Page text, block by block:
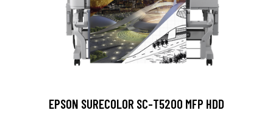
EPSON SURECOLOR SC-T5200 MFP HDD